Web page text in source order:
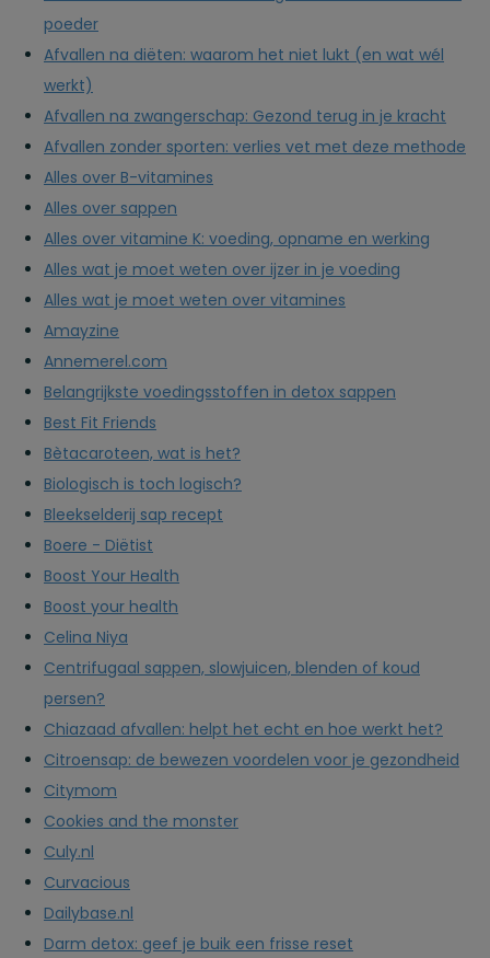
poeder
Afvallen na diëten: waarom het niet lukt (en wat wél
werkt)
Afvallen na zwangerschap: Gezond terug in je kracht
Afvallen zonder sporten: verlies vet met deze methode
Alles over B-vitamines
Alles over sappen
Alles over vitamine K: voeding, opname en werking
Alles wat je moet weten over ijzer in je voeding
Alles wat je moet weten over vitamines
Amayzine
Annemerel.com
Belangrijkste voedingsstoffen in detox sappen
Best Fit Friends
Bètacaroteen, wat is het?
Biologisch is toch logisch?
Bleekselderij sap recept
Boere - Diëtist
Boost Your Health
Boost your health
Celina Niya
Centrifugaal sappen, slowjuicen, blenden of koud
persen?
Chiazaad afvallen: helpt het echt en hoe werkt het?
Citroensap: de bewezen voordelen voor je gezondheid
Citymom
Cookies and the monster
Culy.nl
Curvacious
Dailybase.nl
Darm detox: geef je buik een frisse reset